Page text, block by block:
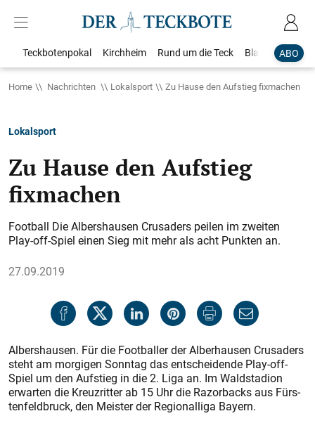
ABO
Teckbotenpokal Kirchheim Rund um die Teck Blaulicht
Home Nachrichten Lokalsport Zu Hause den Aufstieg fixmachen
Lokalsport
Zu Hause den Aufstieg
fixmachen
Football Die Albershausen Crusaders peilen im zweiten
Play-off-Spiel einen Sieg mit mehr als acht Punkten an.
27.09.2019
Albershausen. Für die Footballer der Alberhausen Crusaders
steht am morgigen Sonntag das entscheidende Play-off-
Spiel um den Aufstieg in die 2. Liga an. Im Waldstadion
erwarten die Kreuzritter ab 15 Uhr die Razorbacks aus Fürs­
tenfeldbruck, den Meister der Regionalliga Bayern.